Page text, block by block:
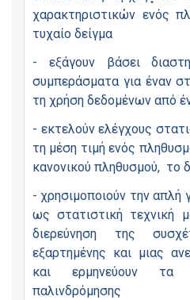
χαρακτηριστικών ενός
τυχαίο δείγμα
- εξάγουν βάσει
συμπεράσματα για έναν
τη χρήση δεδομένων από
- εκτελούν ελέγχους
τη μέση τιμή ενός
κανονικού πληθυσμού, το
- χρησιμοποιούν την απλή
ως στατιστική τεχνική
διερεύνηση της
εξαρτημένης και μιας
και ερμηνεύουν τα
παλινδρόμησης